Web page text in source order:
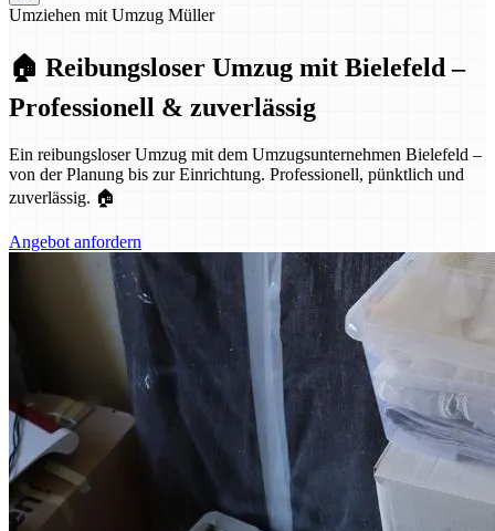
Umziehen mit Umzug Müller
🏠 Reibungsloser Umzug mit Bielefeld –
Professionell & zuverlässig
Ein reibungsloser Umzug mit dem Umzugsunternehmen Bielefeld –
von der Planung bis zur Einrichtung. Professionell, pünktlich und
zuverlässig. 🏠
Angebot anfordern